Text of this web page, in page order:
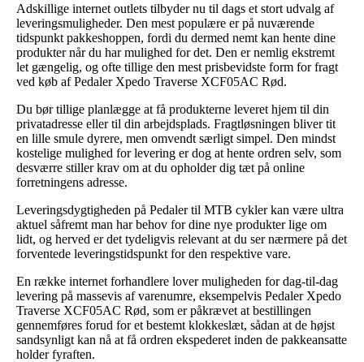
Adskillige internet outlets tilbyder nu til dags et stort udvalg af
leveringsmuligheder. Den mest populære er på nuværende
tidspunkt pakkeshoppen, fordi du dermed nemt kan hente dine
produkter når du har mulighed for det. Den er nemlig ekstremt
let gængelig, og ofte tillige den mest prisbevidste form for fragt
ved køb af Pedaler Xpedo Traverse XCF05AC Rød.
Du bør tillige planlægge at få produkterne leveret hjem til din
privatadresse eller til din arbejdsplads. Fragtløsningen bliver tit
en lille smule dyrere, men omvendt særligt simpel. Den mindst
kostelige mulighed for levering er dog at hente ordren selv, som
desværre stiller krav om at du opholder dig tæt på online
forretningens adresse.
Leveringsdygtigheden på Pedaler til MTB cykler kan være ultra
aktuel såfremt man har behov for dine nye produkter lige om
lidt, og herved er det tydeligvis relevant at du ser nærmere på det
forventede leveringstidspunkt for den respektive vare.
En række internet forhandlere lover muligheden for dag-til-dag
levering på massevis af varenumre, eksempelvis Pedaler Xpedo
Traverse XCF05AC Rød, som er påkrævet at bestillingen
gennemføres forud for et bestemt klokkeslæt, sådan at de højst
sandsynligt kan nå at få ordren ekspederet inden de pakkeansatte
holder fyraften.